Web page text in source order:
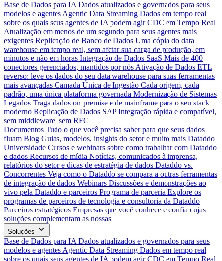
Base de Dados para IA Dados atualizados e governados para seus
modelos e agentes Agentic Data Streaming Dados em tempo real
sobre os quais seus agentes de IA podem agir CDC em Tempo Real
Atualização em menos de um segundo para seus agentes mais
exigentes Replicação de Banco de Dados Uma cópia do data
warehouse em tempo real, sem afetar sua carga de produção, em
minutos e não em horas Integração de Dados SaaS Mais de 400
conectores gerenciados, mantidos por nós Ativação de Dados ETL
reverso: leve os dados do seu data warehouse para suas ferramentas
mais avançadas Camada Única de Ingestão Cada origem, cada
padrão, uma única plataforma governada Modernização de Sistemas
Legados Traga dados on-premise e de mainframe para o seu stack
moderno Replicação de Dados SAP Integração rápida e compatível,
sem middleware, sem RFC
Documentos Tudo o que você precisa saber para que seus dados
fluam Blog Guias, modelos, insights do setor e muito mais Dataddo
Universidade Cursos e webinars sobre como trabalhar com Dataddo
e dados Recursos de mídia Notícias, comunicados à imprensa,
relatórios do setor e dicas de estratégia de dados Dataddo vs.
Concorrentes Veja como o Dataddo se compara a outras ferramentas
de integração de dados Webinars Discussões e demonstrações ao
vivo pela Dataddo e parceiros Programa de parceria Explore os
programas de parceiros de tecnologia e consultoria da Dataddo
Parceiros estratégicos Empresas que você conhece e confia cujas
soluções complementam as nossas
Soluções
Base de Dados para IA Dados atualizados e governados para seus
modelos e agentes Agentic Data Streaming Dados em tempo real
sobre os quais seus agentes de IA podem agir CDC em Tempo Real